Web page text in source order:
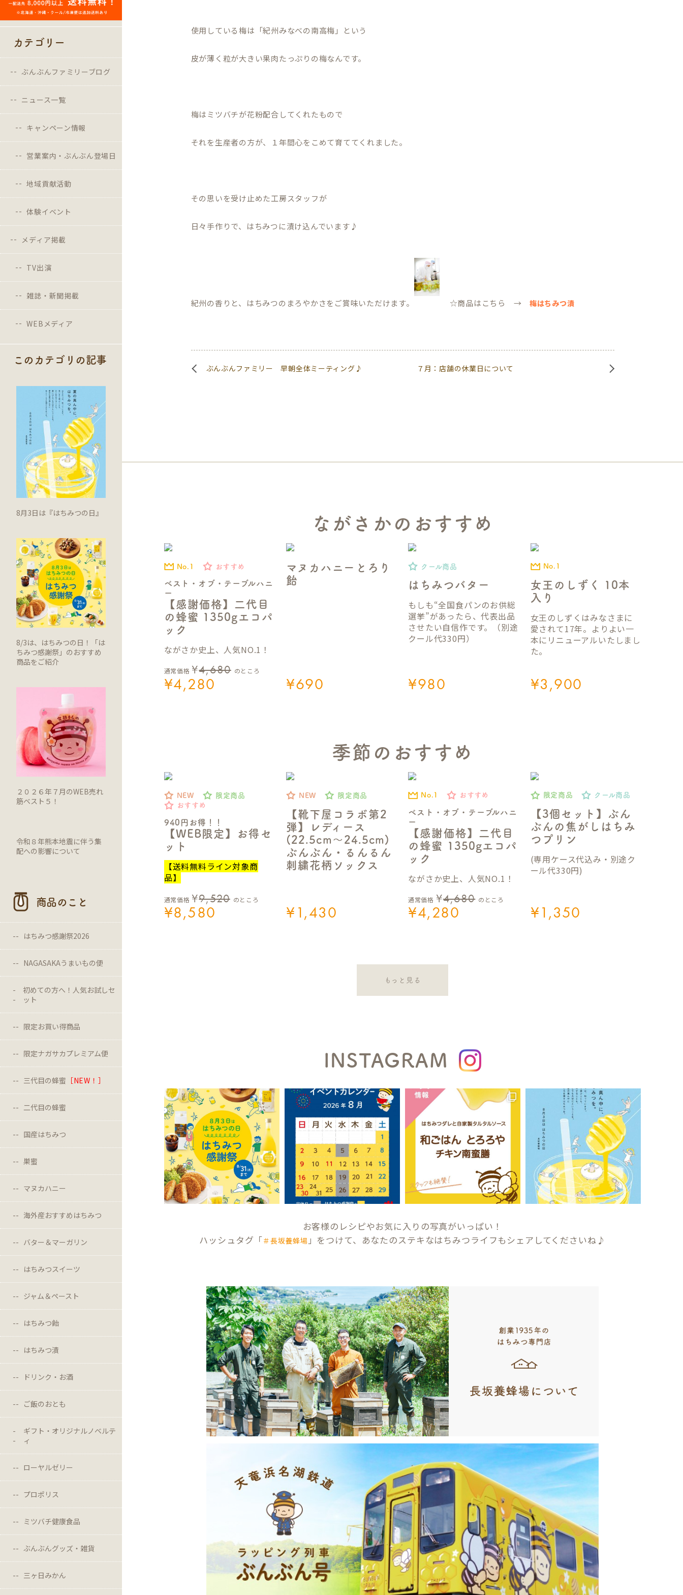
カテゴリー
ぶんぶんファミリーブログ
ニュース一覧
キャンペーン情報
営業案内・ぶんぶん登場日
地域貢献活動
体験イベント
メディア掲載
TV出演
雑誌・新聞掲載
WEBメディア
このカテゴリの記事
8月3日は『はちみつの日』
8/3は、はちみつの日！「は
ちみつ感謝祭」のおすすめ
商品をご紹介
２０２６年７月のWEB売れ
筋ベスト５！
令和８年熊本地震に伴う集
配への影響について
商品のこと
はちみつ感謝祭2026
NAGASAKAうまいもの便
初めての方へ！人気お試しセ
ット
限定お買い得商品
限定ナガサカプレミアム便
三代目の蜂蜜 ［NEW！］
二代目の蜂蜜
国産はちみつ
巣蜜
マヌカハニー
海外産おすすめはちみつ
バター＆マーガリン
はちみつスイーツ
ジャム＆ペースト
はちみつ飴
はちみつ漬
ドリンク・お酒
ご飯のおとも
ギフト・オリジナルノベルテ
ィ
ローヤルゼリー
プロポリス
ミツバチ健康食品
ぶんぶんグッズ・雑貨
三ヶ日みかん
使用している梅は「紀州みなべの南高梅」という
皮が薄く粒が大きい果肉たっぷりの梅なんです。
梅はミツバチが花粉配合してくれたもので
それを生産者の方が、１年間心をこめて育ててくれました。
その思いを受け止めた工房スタッフが
日々手作りで、はちみつに漬け込んでいます♪
紀州の香りと、はちみつのまろやかさをご賞味いただけます。 ☆商品はこちら → 梅はちみつ漬
ぶんぶんファミリー 早朝全体ミーティング♪ ７月：店舗の休業日について
ながさかのおすすめ
ベスト・オブ・テーブルハニ
ー
【感謝価格】二代目
の蜂蜜 1350gエコパ
ック
No.1 おすすめ
通常価格 ¥4,680 のところ
¥4,280
ながさか史上、人気NO.1！
マヌカハニーとろり
飴
¥690
はちみつバター
クール商品
¥980
もしも“全国食パンのお供総
選挙”があったら、代表出品
させたい自信作です。（別途
クール代330円）
女王のしずく 10本
入り
No.1
¥3,900
女王のしずくはみなさまに
愛されて17年。よりよい一
本にリニューアルいたしまし
た。
季節のおすすめ
940円お得！！
【WEB限定】お得セ
ット
NEW
限定商品
おすすめ
通常価格 ¥9,520 のところ
¥8,580
【送料無料ライン対象商
品】
【靴下屋コラボ第2
弾】レディース
(22.5cm～24.5cm)
ぶんぶん・るんるん
刺繍花柄ソックス
NEW 限定商品
¥1,430
ベスト・オブ・テーブルハニ
ー
【感謝価格】二代目
の蜂蜜 1350gエコパ
ック
No.1 おすすめ
通常価格 ¥4,680 のところ
¥4,280
ながさか史上、人気NO.1！
【3個セット】ぶん
ぶんの焦がしはちみ
つプリン
限定商品 クール商品
¥1,350
(専用ケース代込み・別途ク
ール代330円)
もっと見る
INSTAGRAM
お客様のレシピやお気に入りの写真がいっぱい！
ハッシュタグ「＃長坂養蜂場 」をつけて、あなたのステキなはちみつライフもシェアしてくださいね♪